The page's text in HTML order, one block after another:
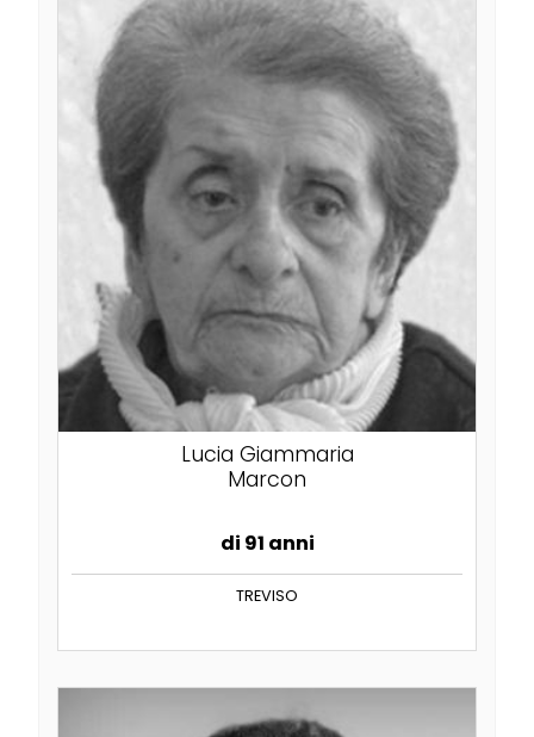
Lucia Giammaria
Marcon
di 91 anni
TREVISO